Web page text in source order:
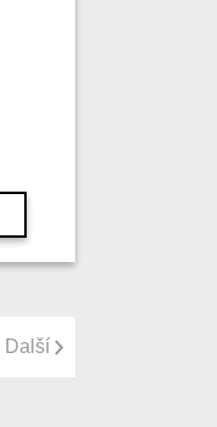
Další